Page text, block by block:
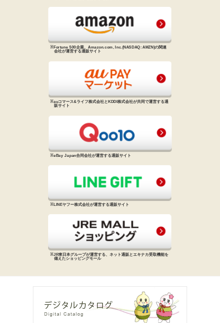
※Fortune 500企業、Amazon.com, Inc.(NASDAQ: AMZN)の関連
会社が運営する通販サイト
※auコマース&ライフ株式会社と KDDI株式会社が共同で運営する通
販サイト
※eBay Japan合同会社が運営する通販サイト
※LINEヤフー株式会社が運営する通販サイト
※JR東日本グループが運営する、 ネット通販とエキナカ受取機能を
備えたショッピングモール